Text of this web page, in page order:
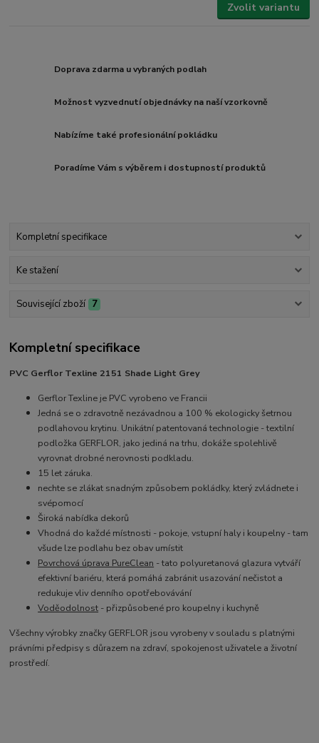
Zvolit variantu
Doprava zdarma u vybraných podlah
Možnost vyzvednutí objednávky na naší vzorkovně
Nabízíme také profesionální pokládku
Poradíme Vám s výběrem i dostupností produktů
Kompletní specifikace
Ke stažení
Související zboží 7
Kompletní specifikace
PVC Gerflor Texline 2151 Shade Light Grey
Gerflor Texline je PVC vyrobeno ve Francii
Jedná se o zdravotně nezávadnou a 100 % ekologicky šetrnou
podlahovou krytinu. Unikátní patentovaná technologie - textilní
podložka GERFLOR, jako jediná na trhu, dokáže spolehlivě
vyrovnat drobné nerovnosti podkladu.
15 let záruka.
nechte se zlákat snadným způsobem pokládky, který zvládnete i
svépomocí
Široká nabídka dekorů
Vhodná do každé místnosti - pokoje, vstupní haly i koupelny - tam
všude lze podlahu bez obav umístit
Povrchová úprava PureClean - tato polyuretanová glazura vytváří
efektivní bariéru, která pomáhá zabránit usazování nečistot a
redukuje vliv denního opotřebovávání
Voděodolnost - přizpůsobené pro koupelny i kuchyně
Všechny výrobky značky GERFLOR jsou vyrobeny v souladu s platnými
právními předpisy s důrazem na zdraví, spokojenost uživatele a životní
prostředí.